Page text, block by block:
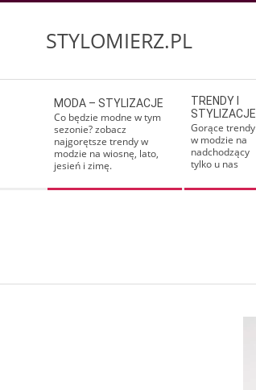
STYLOMIERZ.PL
Navigation
Menu
MODA – STYLIZACJE
Co będzie modne w tym
sezonie? zobacz
najgorętsze trendy w
modzie na wiosnę, lato,
jesień i zimę.
TRENDY I
STYLIZACJE
Gorące trendy
w modzie na
nadchodzący
tylko u nas